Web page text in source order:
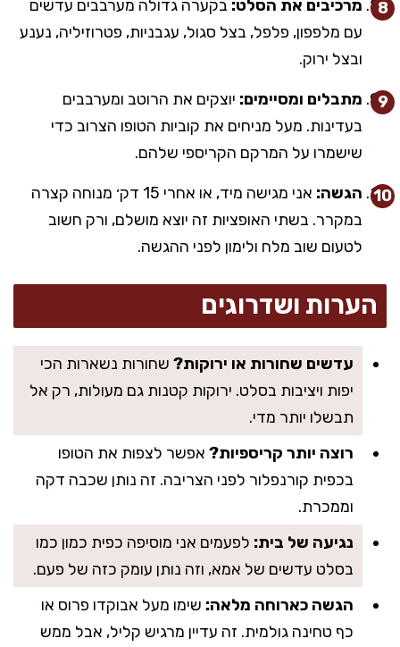
מרכיבים את הסלט: בקערה גדולה מערבבים עדשים
עם מלפפון, פלפל, בצל סגול, עגבניות, פטרוזיליה, נענע
ובצל ירוק.
מתבלים ומסיימים: יוצקים את הרוטב ומערבבים
בעדינות. מעל מניחים את קוביות הטופו הצרוב כדי
שישמרו על המרקם הקריספי שלהם.
הגשה:
אני מגישה מיד, או אחרי 15 דק׳ מנוחה קצרה
במקרר. בשתי האופציות זה יוצא מושלם, ורק חשוב
לטעום שוב מלח ולימון לפני ההגשה.
הערות ושדרוגים
עדשים שחורות או ירוקות? שחורות נשארות הכי
יפות ויציבות בסלט. ירוקות קטנות גם מעולות, רק אל
תבשלו יותר מדי.
רוצה יותר קריספיות? אפשר לצפות את הטופו
בכפית קורנפלור לפני הצריבה. זה נותן שכבה דקה
וממכרת.
נגיעה של בית: לפעמים אני מוסיפה כפית כמון כמו
בסלט עדשים של אמא, וזה נותן עומק כזה של פעם.
הגשה כארוחה מלאה: שימו מעל אבוקדו פרוס או
כף טחינה גולמית. זה עדיין מרגיש קליל, אבל ממש